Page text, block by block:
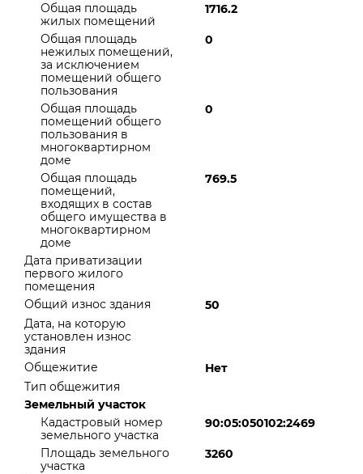
Общая площадь
жилых помещений
1716.2
Общая площадь
нежилых помещений,
за исключением
помещений общего
пользования
0
Общая площадь
помещений общего
пользования в
многоквартирном
доме
0
Общая площадь
помещений,
входящих в состав
общего имущества в
многоквартирном
доме
769.5
Дата приватизации
первого жилого
помещения
Общий износ здания
50
Дата, на которую
установлен износ
здания
Общежитие
Нет
Тип общежития
Земельный участок
Кадастровый номер
земельного участка
90:05:050102:2469
Площадь земельного
участка
3260